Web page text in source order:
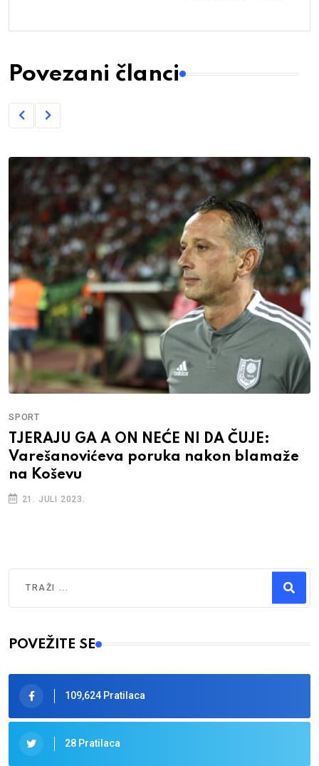
Povezani članci
SPORT
TENZIJE PRED NAJVEĆI BH. DERBI:
Uprava Željezničara razočarana
potezom čelnika Sarajeva, traže reakciju
Saveza
Type 2 or more characters for results.
POVEŽITE SE
109,624 Pratilaca
28 Pratilaca